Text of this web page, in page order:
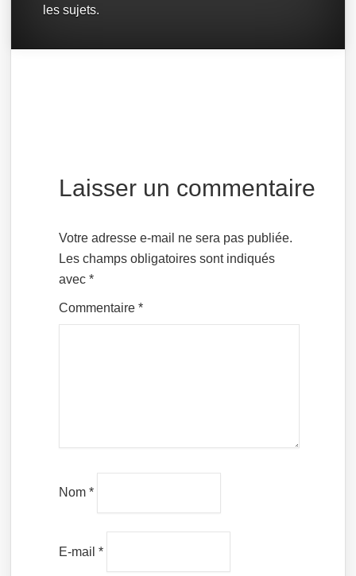
les sujets.
Laisser un commentaire
Votre adresse e-mail ne sera pas publiée.
Les champs obligatoires sont indiqués
avec*
Commentaire*
Nom*
E-mail*